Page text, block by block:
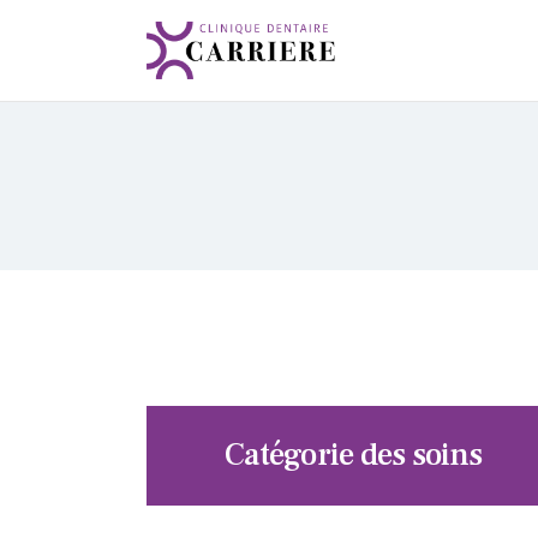
Catégorie des soins